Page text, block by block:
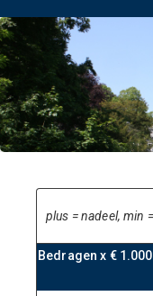
plus = nadeel, min
Bedragen x € 1.000